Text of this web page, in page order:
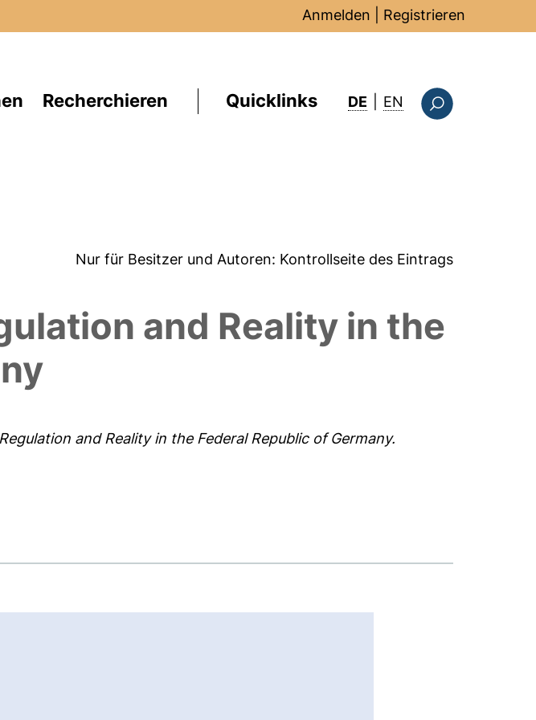
Anmelden Registrieren
Recherchieren Quicklinks DE EN : this page in
Nur für Besitzer und Autoren: Kontrollseite des Eintrags
and Reality in the
and Reality in the Federal Republic of Germany.